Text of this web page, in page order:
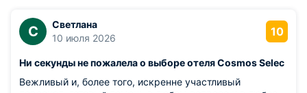
С
Светлана
10 июля 2026
10
Ни секунды не пожалела о выборе отеля Cosmos Selec
Вежливый и, более того, искренне участливый